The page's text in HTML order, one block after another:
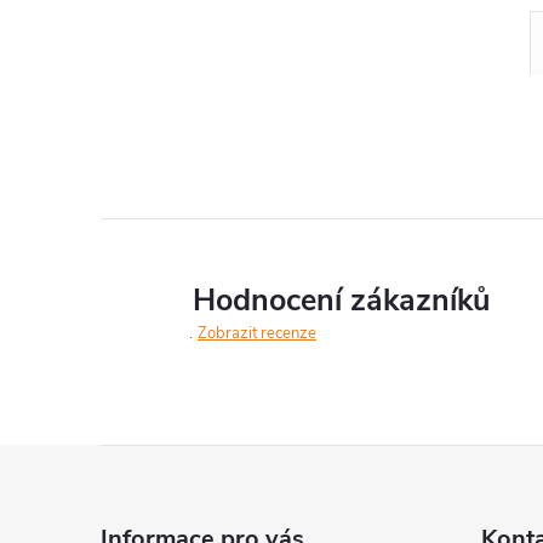
Hodnocení zákazníků
Zobrazit recenze